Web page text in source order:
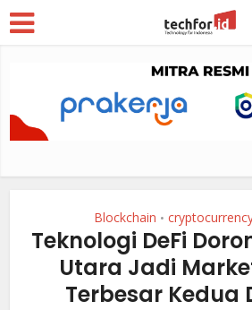
Blockchain •
Teknologi DeFi
Utara Jadi
Terbesar Kedua